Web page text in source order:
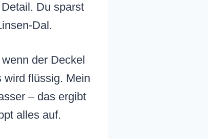
Du sparst
Dal.
der Deckel
wird flüssig. Mein
– das ergibt
alles auf.